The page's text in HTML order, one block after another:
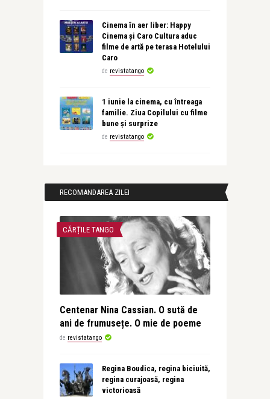
Cinema în aer liber: Happy
Cinema și Caro Cultura aduc
filme de artă pe terasa Hotelului
Caro
de revistatango
1 iunie la cinema, cu întreaga
familie. Ziua Copilului cu filme
bune și surprize
de revistatango
RECOMANDAREA ZILEI
CĂRȚILE TANGO
Centenar Nina Cassian. O sută de
ani de frumusețe. O mie de poeme
de revistatango
Regina Boudica, regina biciuită,
regina curajoasă, regina
victorioasă